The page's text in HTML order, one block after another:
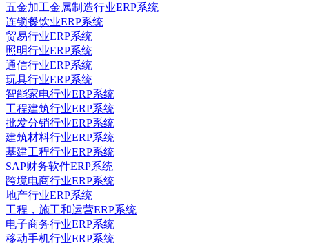
五金加工金属制造行业ERP系统
连锁餐饮业ERP系统
贸易行业ERP系统
照明行业ERP系统
通信行业ERP系统
玩具行业ERP系统
智能家电行业ERP系统
工程建筑行业ERP系统
批发分销行业ERP系统
建筑材料行业ERP系统
基建工程行业ERP系统
SAP财务软件ERP系统
跨境电商行业ERP系统
地产行业ERP系统
工程，施工和运营ERP系统
电子商务行业ERP系统
移动手机行业ERP系统